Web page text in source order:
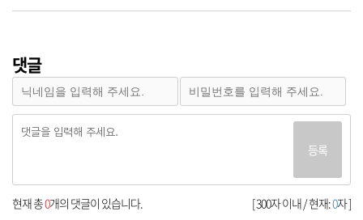
댓글
등록
[ 300자 이내 / 현재:0자 ]
현재 총0개의 댓글이 있습니다.